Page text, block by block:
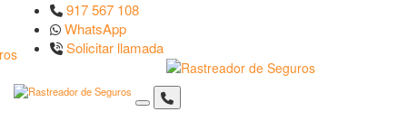
917 567 108
WhatsApp
Solicitar llamada